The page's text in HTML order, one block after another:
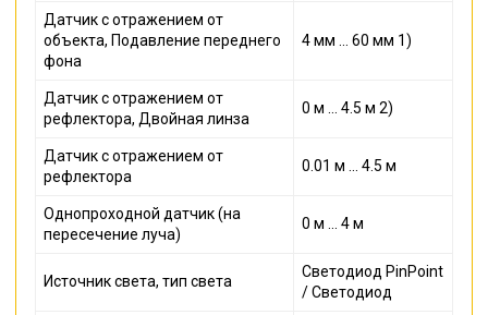
Датчик с отражением от
объекта, Подавление переднего
фона
4 мм ... 60 мм 1)
Датчик с отражением от
рефлектора, Двойная линза
0 м ... 4.5 м 2)
Датчик с отражением от
рефлектора
0.01 м ... 4.5 м
Однопроходной датчик (на
пересечение луча)
0 м ... 4 м
Источник света, тип света
Светодиод PinPoint
/ Светодиод